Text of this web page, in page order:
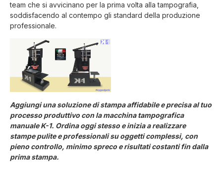
team che si avvicinano per la prima volta alla tampografia,
soddisfacendo al contempo gli standard della produzione
professionale.
Aggiungi una soluzione di stampa affidabile e precisa al tuo
processo produttivo con la macchina tampografica
manuale K-1. Ordina oggi stesso e inizia a realizzare
stampe pulite e professionali su oggetti complessi, con
pieno controllo, minimo spreco e risultati costanti fin dalla
prima stampa.